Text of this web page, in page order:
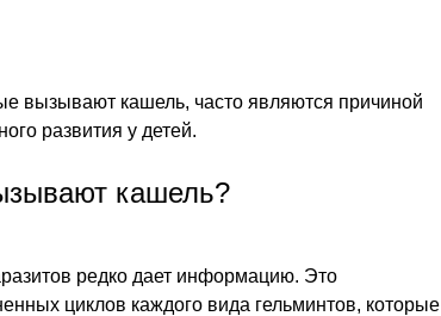
вызывают кашель, часто являются причиной
развития у детей.
кашель?
редко дает информацию. Это
циклов каждого вида гельминтов, которые